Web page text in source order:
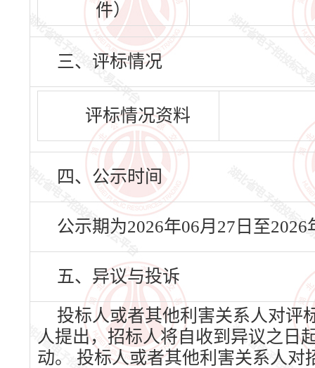
件）
三、评标情况
评标情况资料
四、公示时间
公示期为2026年06月27日至
五、异议与投诉
投标人或者其他利害关系人对评
人提出，招标人将自收到异议之日
动。 投标人或者其他利害关系人